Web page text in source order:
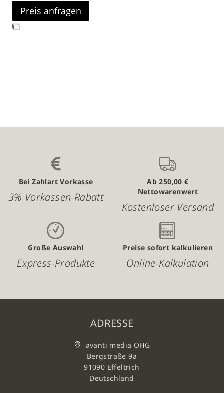
Preis anfragen
Zur
Bei Zahlart Vorkasse
3% Vorkassen-Rabatt
Ab 250,00 €
Nettowarenwert
Kostenloser Versand
Große Auswahl
Express-Produkte
Preise sofort kalkulieren
Online-Kalkulation
ADRESSE
avanti media OHG
Bergstraße 9a
91090 Effeltrich
Deutschland